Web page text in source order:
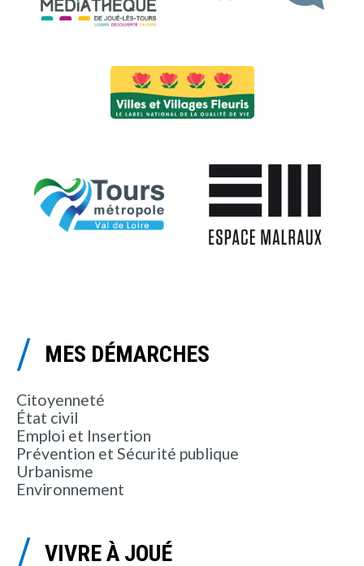
MES DÉMARCHES
Citoyenneté
État civil
Emploi et Insertion
Prévention et Sécurité publique
Urbanisme
Environnement
VIVRE À JOUÉ